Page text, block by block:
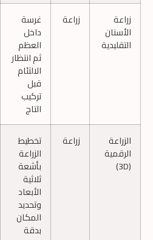
زراعة
الأسنان
التقليدية
زراعة غرسة
داخل
العظم
ثم انتظار
الالتئام
قبل
تركيب
التاج
الزراعة
الرقمية
(3D)
زراعة تخطيط
الزراعة
بأشعة
ثلاثية
الأبعاد
وتحديد
المكان
بدقة